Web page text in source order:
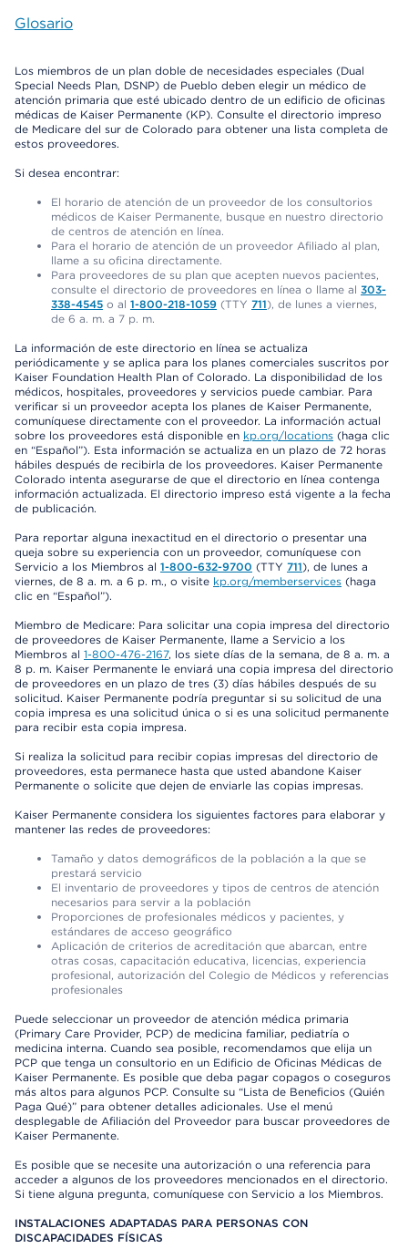
Glosario
Los miembros de un plan doble de necesidades especiales (Dual
Special Needs Plan, DSNP) de Pueblo deben elegir un médico de
atención primaria que esté ubicado dentro de un edificio de oficinas
médicas de Kaiser Permanente (KP). Consulte el directorio impreso
de Medicare del sur de Colorado para obtener una lista completa de
estos proveedores.
Si desea encontrar:
El horario de atención de un proveedor de los consultorios
médicos de Kaiser Permanente, busque en nuestro directorio
de centros de atención en línea.
Para el horario de atención de un proveedor Afiliado al plan,
llame a su oficina directamente.
Para proveedores de su plan que acepten nuevos pacientes,
consulte el directorio de proveedores en línea o llame al 303-
338-4545 o al 1-800-218-1059 (TTY 711), de lunes a viernes,
de 6 a. m. a 7 p. m.
La información de este directorio en línea se actualiza
periódicamente y se aplica para los planes comerciales suscritos por
Kaiser Foundation Health Plan of Colorado. La disponibilidad de los
médicos, hospitales, proveedores y servicios puede cambiar. Para
verificar si un proveedor acepta los planes de Kaiser Permanente,
comuníquese directamente con el proveedor. La información actual
sobre los proveedores está disponible en kp.org/locations (haga clic
en “Español”). Esta información se actualiza en un plazo de 72 horas
hábiles después de recibirla de los proveedores. Kaiser Permanente
Colorado intenta asegurarse de que el directorio en línea contenga
información actualizada. El directorio impreso está vigente a la fecha
de publicación.
Para reportar alguna inexactitud en el directorio o presentar una
queja sobre su experiencia con un proveedor, comuníquese con
Servicio a los Miembros al 1-800-632-9700 (TTY 711), de lunes a
viernes, de 8 a. m. a 6 p. m., o visite kp.org/memberservices (haga
clic en “Español”).
Miembro de Medicare: Para solicitar una copia impresa del directorio
de proveedores de Kaiser Permanente, llame a Servicio a los
Miembros al 1-800-476-2167, los siete días de la semana, de 8 a. m. a
8 p. m. Kaiser Permanente le enviará una copia impresa del directorio
de proveedores en un plazo de tres (3) días hábiles después de su
solicitud. Kaiser Permanente podría preguntar si su solicitud de una
copia impresa es una solicitud única o si es una solicitud permanente
para recibir esta copia impresa.
Si realiza la solicitud para recibir copias impresas del directorio de
proveedores, esta permanece hasta que usted abandone Kaiser
Permanente o solicite que dejen de enviarle las copias impresas.
Kaiser Permanente considera los siguientes factores para elaborar y
mantener las redes de proveedores:
Tamaño y datos demográficos de la población a la que se
prestará servicio
El inventario de proveedores y tipos de centros de atención
necesarios para servir a la población
Proporciones de profesionales médicos y pacientes, y
estándares de acceso geográfico
Aplicación de criterios de acreditación que abarcan, entre
otras cosas, capacitación educativa, licencias, experiencia
profesional, autorización del Colegio de Médicos y referencias
profesionales
Puede seleccionar un proveedor de atención médica primaria
(Primary Care Provider, PCP) de medicina familiar, pediatría o
medicina interna. Cuando sea posible, recomendamos que elija un
PCP que tenga un consultorio en un Edificio de Oficinas Médicas de
Kaiser Permanente. Es posible que deba pagar copagos o coseguros
más altos para algunos PCP. Consulte su “Lista de Beneficios (Quién
Paga Qué)” para obtener detalles adicionales. Use el menú
desplegable de Afiliación del Proveedor para buscar proveedores de
Kaiser Permanente.
Es posible que se necesite una autorización o una referencia para
acceder a algunos de los proveedores mencionados en el directorio.
Si tiene alguna pregunta, comuníquese con Servicio a los Miembros.
INSTALACIONES ADAPTADAS PARA PERSONAS CON
DISCAPACIDADES FÍSICAS